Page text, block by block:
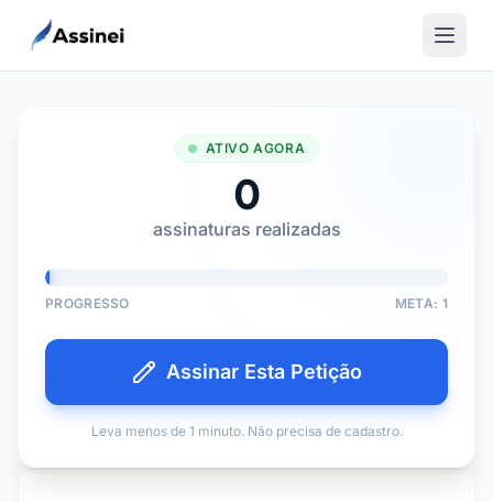
ATIVO AGORA
0
assinaturas realizadas
PROGRESSO META: 1
Assinar Esta Petição
Leva menos de 1 minuto. Não precisa de cadastro.